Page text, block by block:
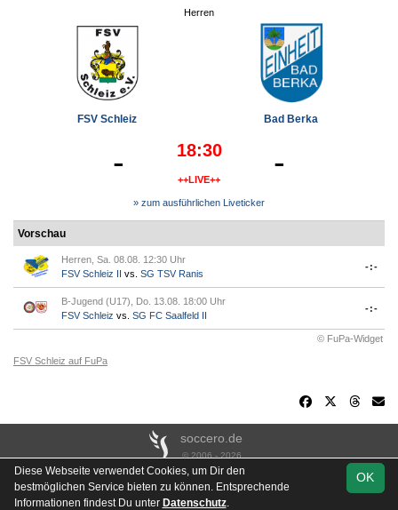
Herren
FSV Schleiz Bad Berka
- 18:30
++LIVE++ -
» zum ausführlichen Liveticker
Vorschau
Herren, Sa. 08.08. 12:30 Uhr
FSV Schleiz II vs. SG TSV Ranis
-:-
B-Jugend (U17), Do. 13.08. 18:00 Uhr
FSV Schleiz vs. SG FC Saalfeld II
-:-
© FuPa-Widget
FSV Schleiz auf FuPa
soccero.de
© 2006 - 2026
Besucherstatistik Kontakt Impressum Links
Datenschutz
Stadion- & Hausordnung
Gästebuch
OK
Diese Webseite verwendet Cookies, um Dir den
bestmöglichen Service bieten zu können. Entsprechende
Informationen findest Du unter Datenschutz.